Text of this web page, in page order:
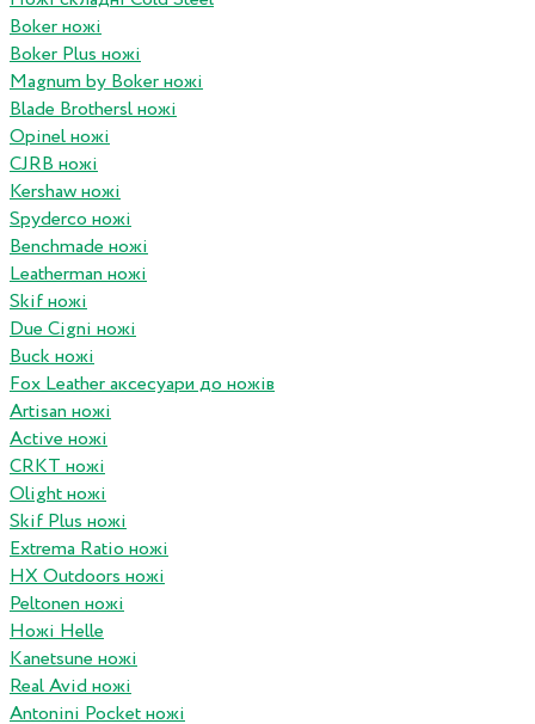
Boker ножі
Boker Plus ножі
Magnum by Boker ножі
Blade Brothersl ножі
Opinel ножі
CJRB ножі
Kershaw ножі
Spyderco ножі
Benchmade ножі
Leatherman ножі
Skif ножі
Due Cigni ножі
Buck ножі
Fox Leather аксесуари до ножів
Artisan ножі
Active ножі
CRKT ножі
Olight ножі
Skif Plus ножі
Extrema Ratio ножі
HX Outdoors ножі
Peltonen ножі
Ножі Helle
Kanetsune ножі
Real Avid ножі
Antonini Pocket ножі